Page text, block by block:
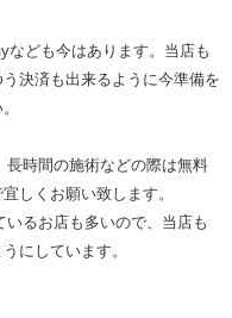
なども今はあります。当店も
決済も出来るように今準備を
長時間の施術などの際は無料
しくお願い致します。
るお店も多いので、当店も
にしています。